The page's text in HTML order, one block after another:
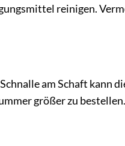
reinigen.
am Schaft kann
größer zu bestellen.